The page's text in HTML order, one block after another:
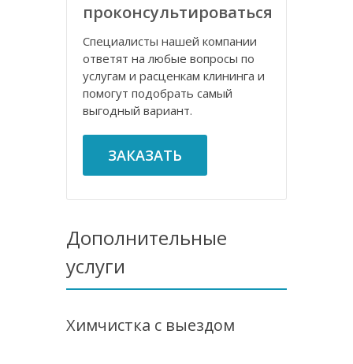
проконсультироваться
Специалисты нашей компании
ответят на любые вопросы по
услугам и расценкам клининга и
помогут подобрать самый
выгодный вариант.
ЗАКАЗАТЬ
Дополнительные
услуги
Химчистка с выездом